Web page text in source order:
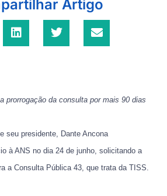
Artigo
prorrogação da consulta por mais 90 dias
seu presidente, Dante Ancona
à ANS no dia 24 de junho, solicitando a
a Consulta Pública 43, que trata da TISS.